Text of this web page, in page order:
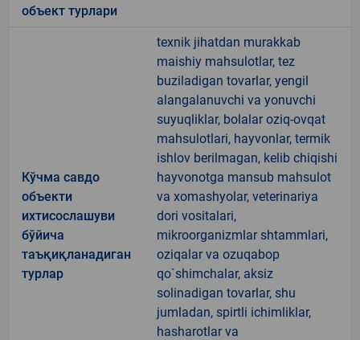
объект турлари
Кўчма савдо
объекти
ихтисослашуви
бўйича
таъқиқланадиган
турлар
texnik jihatdan murakkab
maishiy mahsulotlar, tez
buziladigan tovarlar, yengil
alangalanuvchi va yonuvchi
suyuqliklar, bolalar oziq-ovqat
mahsulotlari, hayvonlar, termik
ishlov berilmagan, kelib chiqishi
hayvonotga mansub mahsulot
va xomashyolar, veterinariya
dori vositalari,
mikroorganizmlar shtammlari,
oziqalar va ozuqabop
qo`shimchalar, aksiz
solinadigan tovarlar, shu
jumladan, spirtli ichimliklar,
hasharotlar va